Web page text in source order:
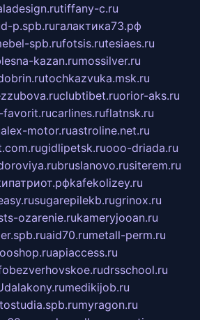
tiffany-c.ru
d-p.spb.ruгалактика73.рф
spb.rufotsis.rutesiaes.ru
kazan.rumossilver.ru
tochkazvuka.msk.ru
clubtibet.ruorior-aks.ru
favorit.rucarlines.ruflatnsk.ru
alex-motor.ruastroline.net.ru
gidlipetsk.ruooo-driada.ru
bruslanovo.rusiterem.ru
kafekolizey.ru
sugarepilekb.rugrinox.ru
ozarenie.rukameryjooan.ru
aid70.rumetall-perm.ru
apiaccess.ru
bezverhovskoe.rudrsschool.ru
dalakony.rumedikijob.ru
myragon.ru